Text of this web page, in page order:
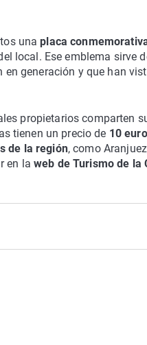
unaplaca
local. Ese emblema sirve
generación y que han
propietarios comparten
tienen un precio de 10
de la región, como
en laweb de Turismo de la